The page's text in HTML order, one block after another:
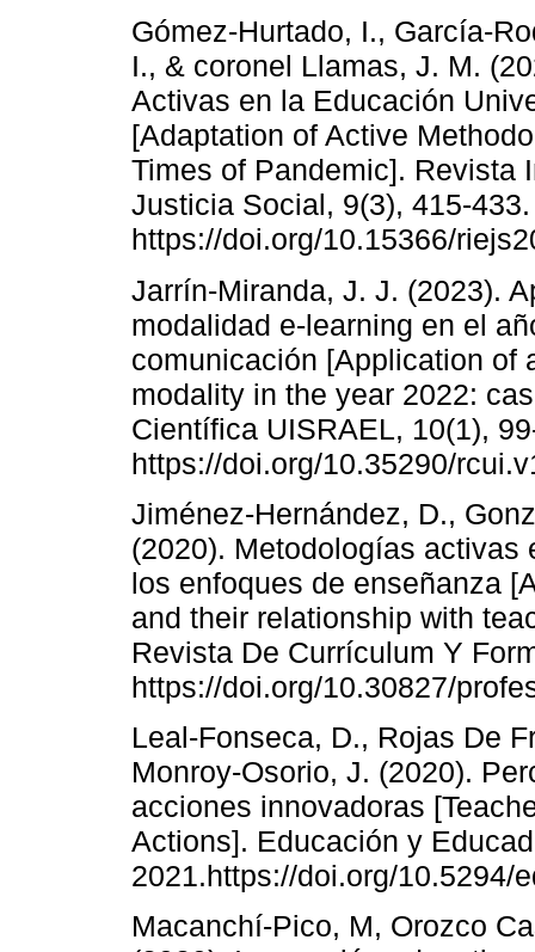
Gómez-Hurtado, I., García-
I., & coronel Llamas, J. M.
Activas en la Educación
[Adaptation of Active
Times of Pandemic]. Revista
Justicia Social, 9(3), 415-433.
https://doi.org/10.15366/
Jarrín-Miranda, J. J. (2023).
modalidad e-learning en el
comunicación [Application of
modality in the year 2022:
Científica UISRAEL, 10(1),
https://doi.org/10.35290/
Jiménez-Hernández, D.,
(2020). Metodologías
los enfoques de enseñanza
and their relationship with
Revista De Currículum Y
https://doi.org/10.30827/
Leal-Fonseca, D., Rojas De
Monroy-Osorio, J. (2020).
acciones innovadoras
Actions]. Educación y
2021.https://doi.org/10.5294/
Macanchí-Pico, M, Orozco